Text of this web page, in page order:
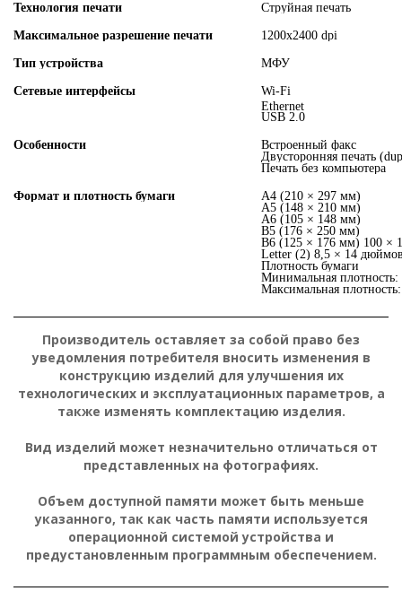
Технология печати Струйная печать
Максимальное разрешение печати 1200x2400 dpi
Тип устройства МФУ
Сетевые интерфейсы
Wi-Fi
Ethernet
USB 2.0
Особенности
Встроенный факс
Двусторонняя печать
Печать без компьютера
Формат и плотность бумаги
A4 (210 × 297 мм)
A5 (148 × 210 мм)
A6 (105 × 148 мм)
B5 (176 × 250 мм)
B6 (125 × 176 мм) 100 ×
Letter (2) 8,5 × 14
Плотность бумаги
Минимальная плотность:
Максимальная
Производитель оставляет за собой право без
уведомления потребителя вносить изменения в
конструкцию изделий для улучшения их
технологических и эксплуатационных параметров, а
также изменять комплектацию изделия.
Вид изделий может незначительно отличаться от
представленных на фотографиях.
Объем доступной памяти может быть меньше
указанного, так как часть памяти используется
операционной системой устройства и
предустановленным программным обеспечением.